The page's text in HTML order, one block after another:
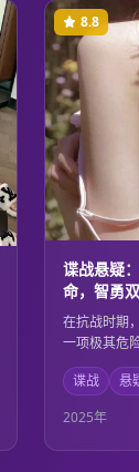
8.8
谍战悬疑
命，智勇
传奇故事
在抗战时期
一项极其危
潜伏在敌人
同时还要保
现。凭借过
念，他成功
抗战胜利做
谍战 悬
2025年